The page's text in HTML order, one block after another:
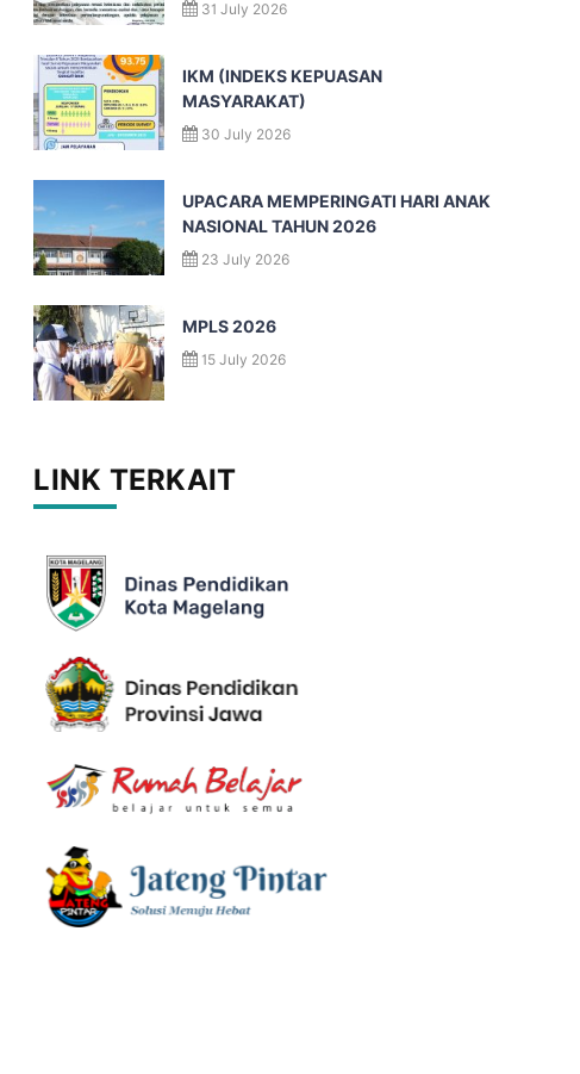
31 July 2026
IKM (INDEKS KEPUASAN
MASYARAKAT)
30 July 2026
UPACARA MEMPERINGATI HARI ANAK
NASIONAL TAHUN 2026
23 July 2026
MPLS 2026
15 July 2026
LINK TERKAIT